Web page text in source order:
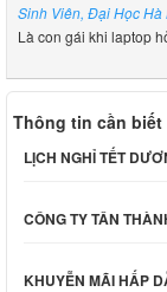
Sinh Viên, Đại Học Hà
Là con gái khi laptop
Thông tin cần biết
LỊCH NGHỈ TẾT
CÔNG TY TÂN
KHUYỄN MÃI HẤP